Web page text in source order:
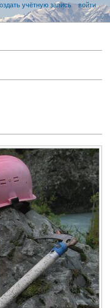
учётную запись войти